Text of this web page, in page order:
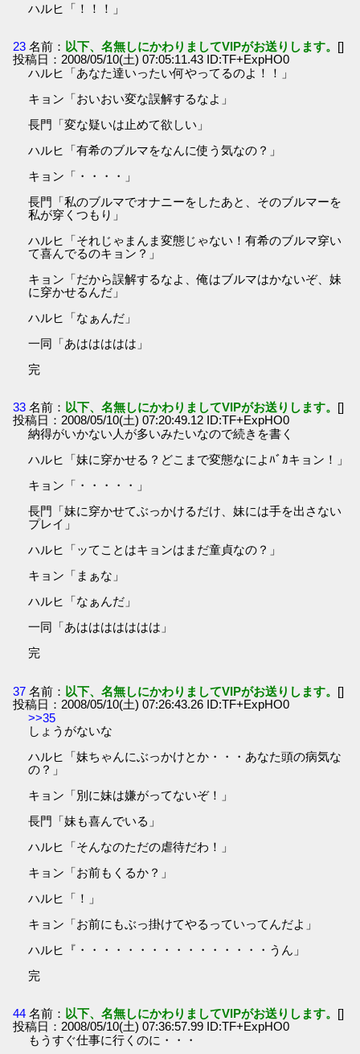
ハルヒ「！！！」
23 名前： 以下、名無しにかわりましてVIPがお送りします。 []
投稿日：2008/05/10(土) 07:05:11.43 ID:TF+ExpHO0
ハルヒ「あなた達いったい何やってるのよ！！」
キョン「おいおい変な誤解するなよ」
長門「変な疑いは止めて欲しい」
ハルヒ「有希のブルマをなんに使う気なの？」
キョン「・・・・」
長門「私のブルマでオナニーをしたあと、そのブルマーを
私が穿くつもり」
ハルヒ「それじゃまんま変態じゃない！有希のブルマ穿い
て喜んでるのキョン？」
キョン「だから誤解するなよ、俺はブルマはかないぞ、妹
に穿かせるんだ」
ハルヒ「なぁんだ」
一同「あははははは」
完
33 名前： 以下、名無しにかわりましてVIPがお送りします。 []
投稿日：2008/05/10(土) 07:20:49.12 ID:TF+ExpHO0
納得がいかない人が多いみたいなので続きを書く
ハルヒ「妹に穿かせる？どこまで変態なによﾊﾞｶキョン！」
キョン「・・・・・」
長門「妹に穿かせてぶっかけるだけ、妹には手を出さない
プレイ」
ハルヒ「ッてことはキョンはまだ童貞なの？」
キョン「まぁな」
ハルヒ「なぁんだ」
一同「あははははははは」
完
37 名前： 以下、名無しにかわりましてVIPがお送りします。 []
投稿日：2008/05/10(土) 07:26:43.26 ID:TF+ExpHO0
>>35
しょうがないな
ハルヒ「妹ちゃんにぶっかけとか・・・あなた頭の病気な
の？」
キョン「別に妹は嫌がってないぞ！」
長門「妹も喜んでいる」
ハルヒ「そんなのただの虐待だわ！」
キョン「お前もくるか？」
ハルヒ「！」
キョン「お前にもぶっ掛けてやるっていってんだよ」
ハルヒ『・・・・・・・・・・・・・・・・うん」
完
44 名前： 以下、名無しにかわりましてVIPがお送りします。 []
投稿日：2008/05/10(土) 07:36:57.99 ID:TF+ExpHO0
もうすぐ仕事に行くのに・・・